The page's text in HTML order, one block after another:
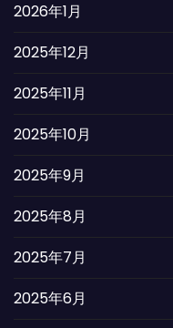
2026年1月
2025年12月
2025年11月
2025年10月
2025年9月
2025年8月
2025年7月
2025年6月